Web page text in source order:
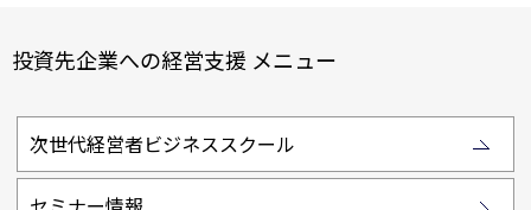
投資先企業への経営支援 メニュー
次世代経営者ビジネススクール